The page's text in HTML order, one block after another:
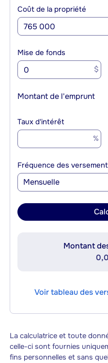
Coût de la propriété
Mise de fonds
$
Montant de l'emprunt
Taux d'intérêt
%
Fréquence des
Mensuelle
Montant
Voir tableau des
La calculatrice et toute
celle-ci sont fournies
fins personnelles et sans